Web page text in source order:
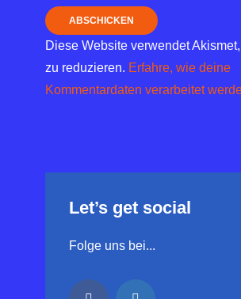
Diese Website verwendet
zu reduzieren. Erfahre, wie deine
Kommentardaten verarbeitet
Let’s get social
Folge uns bei...